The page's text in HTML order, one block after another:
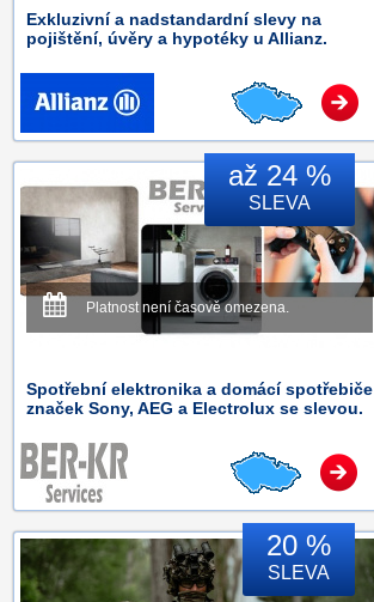
Exkluzivní a nadstandardní slevy na
pojištění, úvěry a hypotéky u Allianz.
až 24 %
SLEVA
Platnost není časově omezena.
Spotřební elektronika a domácí spotřebiče
značek Sony, AEG a Electrolux se slevou.
20 %
SLEVA